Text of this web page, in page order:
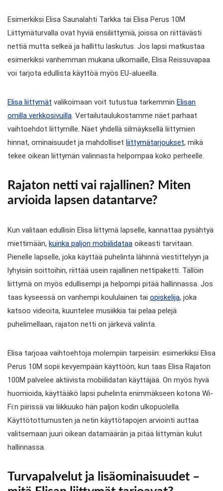
Esimerkiksi Elisa Saunalahti Tarkka tai Elisa Perus 10M
Liittymäturvalla ovat hyviä ensiliittymiä, joissa on riittävästi
nettiä mutta selkeä ja hallittu laskutus. Jos lapsi matkustaa
esimerkiksi vanhemman mukana ulkomaille, Elisa Reissuvapaa
voi tarjota edullista käyttöä myös EU-alueella.
Elisa liittymät valikoimaan voit tutustua tarkemmin Elisan
omilla verkkosivuilla. Vertailutaulukostamme näet parhaat
vaihtoehdot liittymille. Näet yhdellä silmäyksellä liittymien
hinnat, ominaisuudet ja mahdolliset liittymätarjoukset, mikä
tekee oikean liittymän valinnasta helpompaa koko perheelle.
Rajaton netti vai rajallinen? Miten
arvioida lapsen datantarve?
Kun valitaan edullisin Elisa liittymä lapselle, kannattaa pysähtyä
miettimään, kuinka paljon mobiilidataa oikeasti tarvitaan.
Pienelle lapselle, joka käyttää puhelinta lähinnä viestittelyyn ja
lyhyisiin soittoihin, riittää usein rajallinen nettipaketti. Tällöin
liittymä on myös edullisempi ja helpompi pitää hallinnassa. Jos
taas kyseessä on vanhempi koululainen tai opiskelija, joka
katsoo videoita, kuuntelee musiikkia tai pelaa pelejä
puhelimellaan, rajaton netti on järkevä valinta.
Elisa tarjoaa vaihtoehtoja molempiin tarpeisiin: esimerkiksi Elisa
Perus 10M sopii kevyempään käyttöön, kun taas Elisa Rajaton
100M palvelee aktiivista mobiilidatan käyttäjää. On myös hyvä
huomioida, käyttääkö lapsi puhelinta enimmäkseen kotona Wi-
Fi:n piirissä vai liikkuuko hän paljon kodin ulkopuolella.
Käyttötottumusten ja netin käyttötapojen arviointi auttaa
valitsemaan juuri oikean datamäärän ja pitää liittymän kulut
hallinnassa.
Turvapalvelut ja lisäominaisuudet –